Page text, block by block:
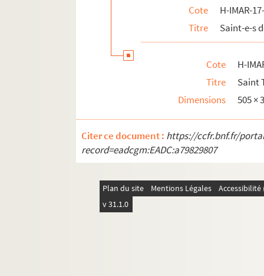
H-IMAR-17-14-31. Saint Théodose le
H-IMAR-17-14-32. Saint Théodose le
H-IMAR-17-15-33. Saint Théodose 1er,
H-IMAR-17-15-34. Saint Théodose le
H-IMAR-17-15-35. Saint Théodose le
H-IMAR-17-16-36. Saint Théodote
H-IMAR-17-17-37. Saint Théodote
H-IMAR-17-17-38. Saint Théodote
Différents Saints Théodore et
H-IMAR-17-24-64. Saint Théotone (ou
Sainte Thérèse
Cote
H-IMAR-
Titre
Saint-e-s
Cote
H-
Titre
Saint
Dimensions
505 ×
Citer ce document : https://ccfr.bnf.fr/
record=eadcgm:EADC:a79829807
Plan du site Mentions Légales
v 31.1.0